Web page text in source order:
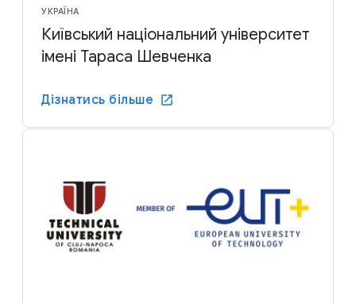
УКРАЇНА
Київський національний університет
імені Тараса Шевченка
Дізнатись більше